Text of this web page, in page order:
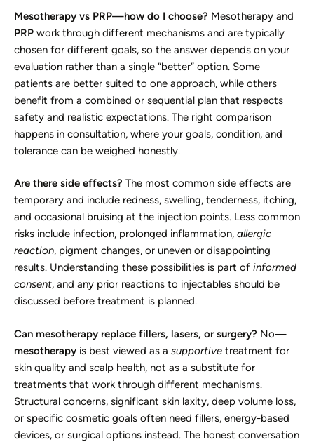
Mesotherapy vs PRP—how do I choose? Mesotherapy and
PRP work through different mechanisms and are typically
chosen for different goals, so the answer depends on your
evaluation rather than a single “better” option. Some
patients are better suited to one approach, while others
benefit from a combined or sequential plan that respects
safety and realistic expectations. The right comparison
happens in consultation, where your goals, condition, and
tolerance can be weighed honestly.
Are there side effects? The most common side effects are
temporary and include redness, swelling, tenderness, itching,
and occasional bruising at the injection points. Less common
risks include infection, prolonged inflammation, allergic
reaction, pigment changes, or uneven or disappointing
results. Understanding these possibilities is part of informed
consent, and any prior reactions to injectables should be
discussed before treatment is planned.
Can mesotherapy replace fillers, lasers, or surgery? No—
mesotherapy is best viewed as a supportive treatment for
skin quality and scalp health, not as a substitute for
treatments that work through different mechanisms.
Structural concerns, significant skin laxity, deep volume loss,
or specific cosmetic goals often need fillers, energy-based
devices, or surgical options instead. The honest conversation